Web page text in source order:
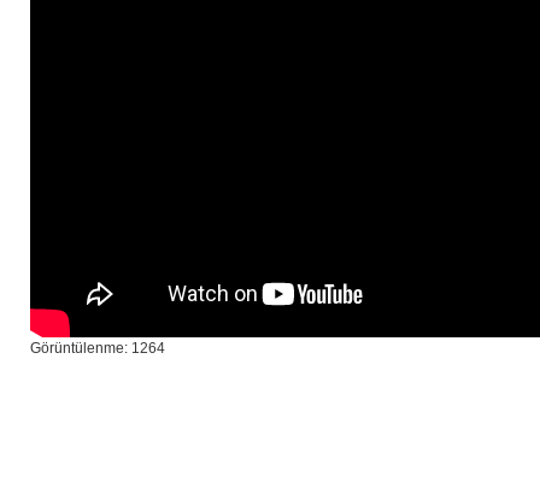
Görüntülenme: 1264